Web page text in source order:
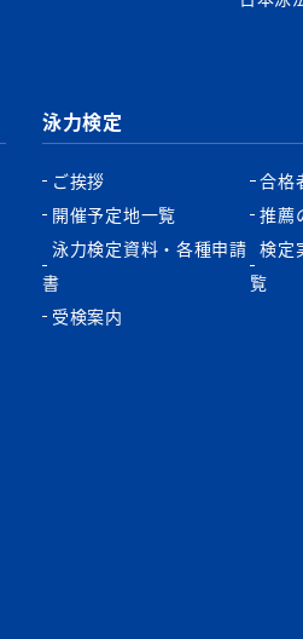
泳力検定
ご挨拶
開催予定地一覧
泳力検定資料・各種申請
書
受検案内
合格
推薦
検定
覧